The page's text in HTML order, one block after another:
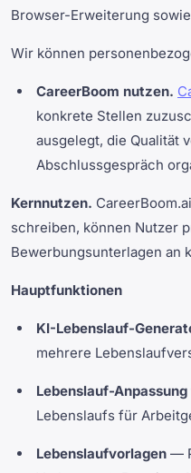
Browser-Erweiterung
Wir können
CareerBoom nutzen.
konkrete Stellen
ausgelegt, die Qualität
Abschlussgespräch
Kernnutzen.
schreiben, können Nutzer
Bewerbungsunterlagen an
Hauptfunktionen
KI-Lebenslauf-
mehrere
Lebenslauf-
Lebenslaufs für
Lebenslaufvorlagen —